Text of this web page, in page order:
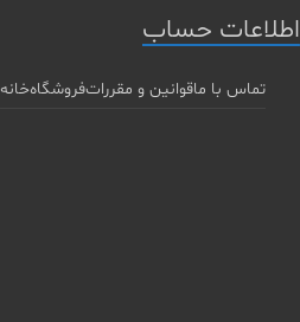
اطلاعات حساب
خانهفروشگاهقوانین و مقرراتتماس با ما